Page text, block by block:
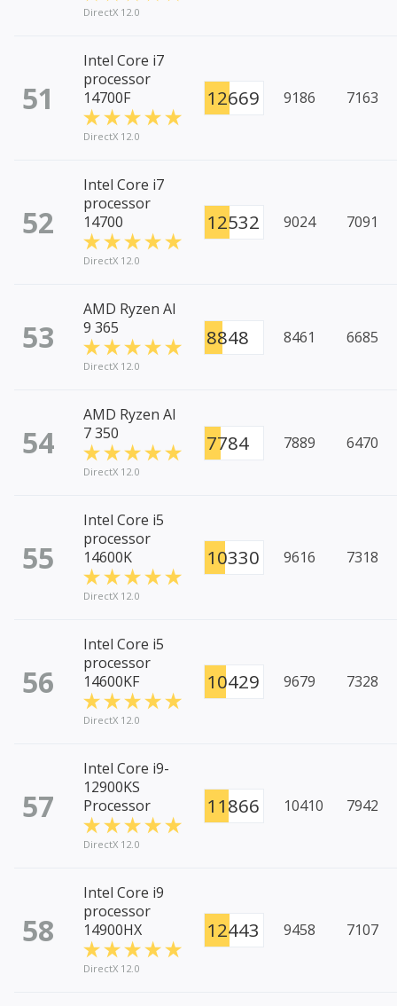
DirectX 12.0
51
Intel Core i7
processor
14700F
DirectX 12.0
12669 9186 7163
52
Intel Core i7
processor
14700
DirectX 12.0
12532 9024 7091
53
AMD Ryzen AI
9 365
DirectX 12.0
8848 8461 6685
54
AMD Ryzen AI
7 350
DirectX 12.0
7784 7889 6470
55
Intel Core i5
processor
14600K
DirectX 12.0
10330 9616 7318
56
Intel Core i5
processor
14600KF
DirectX 12.0
10429 9679 7328
57
Intel Core i9-
12900KS
Processor
DirectX 12.0
11866 10410 7942
58
Intel Core i9
processor
14900HX
DirectX 12.0
12443 9458 7107